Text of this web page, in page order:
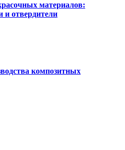
материалов:
и отвердители
композитных